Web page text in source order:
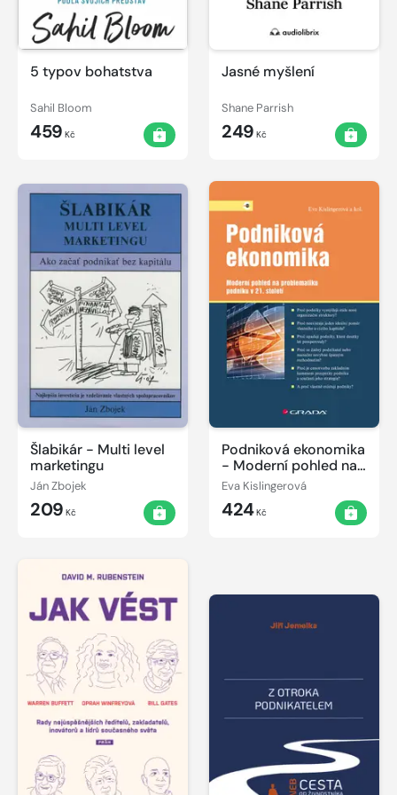
5 typov bohatstva
Sahil Bloom
459 Kč
Jasné myšlení
Shane Parrish
249 Kč
Šlabikár - Multi level
marketingu
Ján Zbojek
209 Kč
Podniková ekonomika
- Moderní pohled na
problematiku podniku
v 21. století
Eva Kislingerová
424Kč